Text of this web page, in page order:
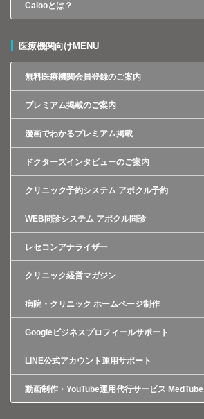
Calooとは？
医療機関向けMENU
無料医療機関会員登録のご案内
プレミアム掲載のご案内
漫画でわかるプレミアム掲載
ドクターズインタビューのご案内
クリニック予約システム アポクル予約
WEB問診システム アポクル問診
レセコンアナライザー
クリニック経営マガジン
病院・クリニック ホームページ制作
Googleビジネスプロフィールサポート
LINE公式アカウント運用サポート
動画制作・YouTube運用代行サービス MedTube